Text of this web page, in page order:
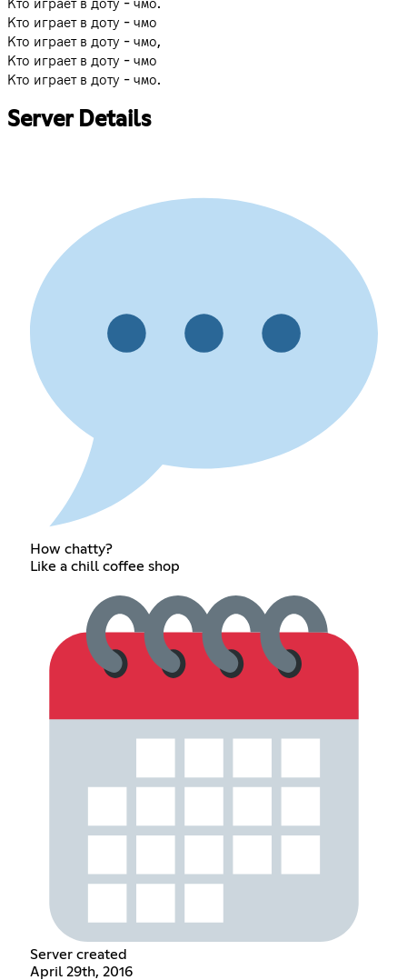
Кто играет в доту - чмо.
Кто играет в доту - чмо
Кто играет в доту - чмо,
Кто играет в доту - чмо
Кто играет в доту - чмо.
Server Details
How chatty?
Like a chill coffee shop
Server created
April 29th, 2016